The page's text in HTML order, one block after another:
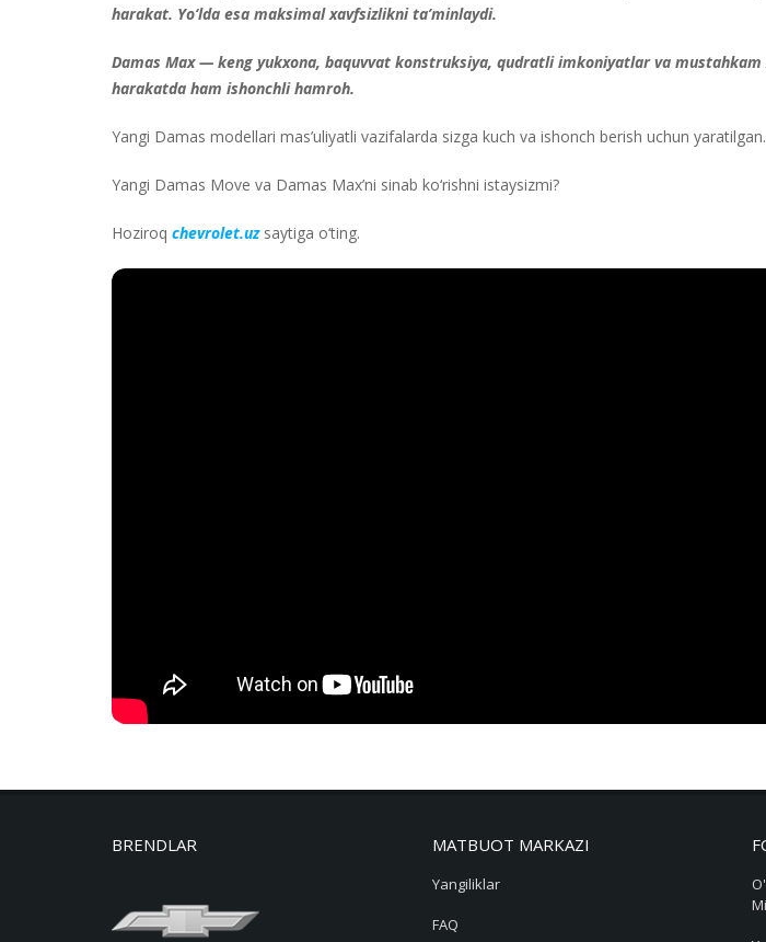
harakat. Yo‘lda esa maksimal xavfsizlikni ta’minlaydi.
Damas Max — keng yukxona, baquvvat konstruksiya, qudratli imkoniyatlar va
harakatda ham ishonchli hamroh.
Yangi Damas modellari mas’uliyatli vazifalarda sizga kuch va ishonch berish uchun yaratilgan.
Yangi Damas Move va Damas Max’ni sinab ko‘rishni istaysizmi?
Hoziroq chevrolet.uzsaytiga o‘ting.
BRENDLAR MATBUOT MARKAZI
Yangiliklar
FAQ